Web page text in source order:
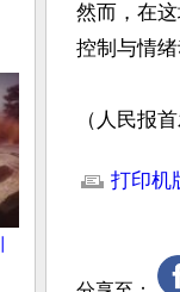
然而，在
控制与情
（人民报
打印机